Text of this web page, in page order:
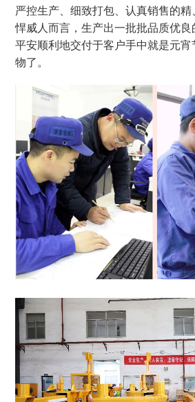
严控生产、细致打包、认真销售的
悍威人而言，生产出一批批品质优
平安顺利地交付于客户手中就是元
物了。